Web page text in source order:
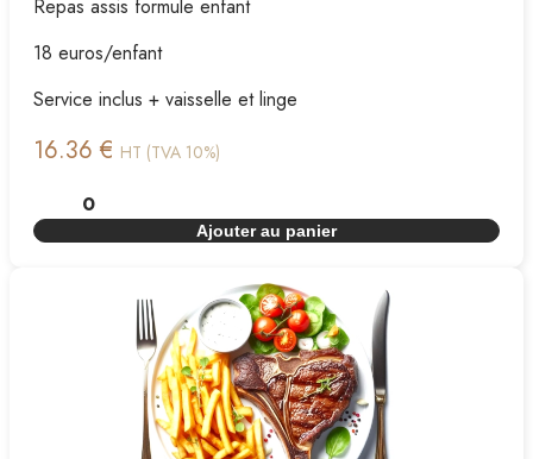
Repas assis formule enfant
18 euros/enfant
Service inclus + vaisselle et linge
16.36 € HT (TVA 10%)
Ajouter au panier